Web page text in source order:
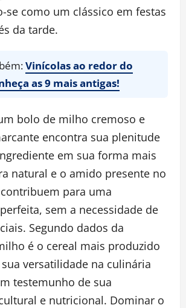
se como um clássico em festas
da tarde.
Vinícolas ao redor do
as 9 mais antigas!
bolo de milho cremoso e
encontra sua plenitude
em sua forma mais
natural e o amido presente no
para uma
sem a necessidade de
Segundo dados da
é o cereal mais produzido
versatilidade na culinária
testemunho de sua
e nutricional. Dominar o